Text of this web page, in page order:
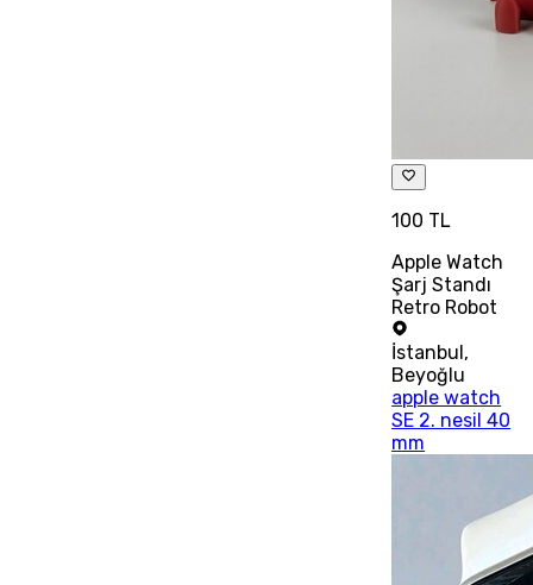
100 TL
Apple Watch
Şarj Standı
Retro Robot
İstanbul,
Beyoğlu
apple watch
SE 2. nesil 40
mm